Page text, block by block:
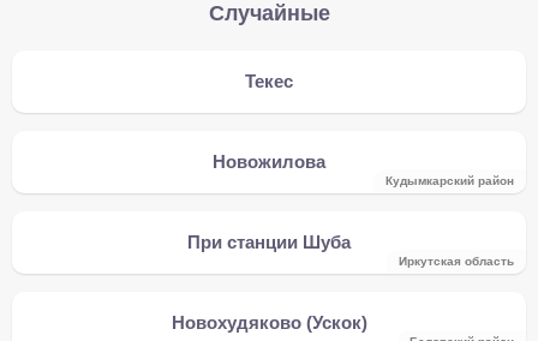
Случайные
Текес
Новожилова
Кудымкарский район
При станции Шуба
Иркутская область
Новохудяково (Ускок)